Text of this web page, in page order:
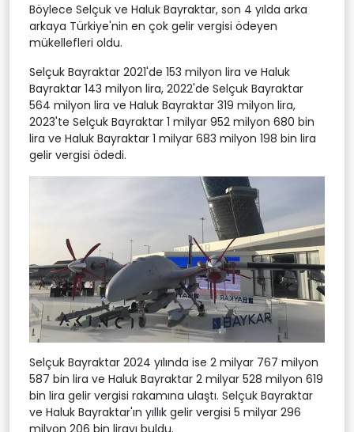
Böylece Selçuk ve Haluk Bayraktar, son 4 yılda arka
arkaya Türkiye'nin en çok gelir vergisi ödeyen
mükellefleri oldu.
Selçuk Bayraktar 2021'de 153 milyon lira ve Haluk
Bayraktar 143 milyon lira, 2022'de Selçuk Bayraktar
564 milyon lira ve Haluk Bayraktar 319 milyon lira,
2023'te Selçuk Bayraktar 1 milyar 952 milyon 680 bin
lira ve Haluk Bayraktar 1 milyar 683 milyon 198 bin lira
gelir vergisi ödedi.
Selçuk Bayraktar 2024 yılında ise 2 milyar 767 milyon
587 bin lira ve Haluk Bayraktar 2 milyar 528 milyon 619
bin lira gelir vergisi rakamına ulaştı. Selçuk Bayraktar
ve Haluk Bayraktar'ın yıllık gelir vergisi 5 milyar 296
milyon 206 bin lirayı buldu.